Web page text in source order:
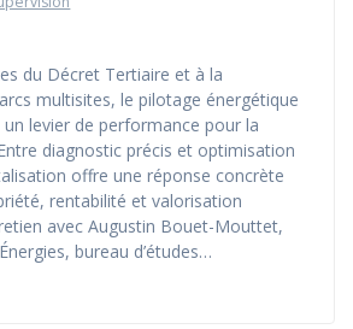
du Décret Tertiaire et à la
multisites, le pilotage énergétique
un levier de performance pour la
diagnostic précis et optimisation
offre une réponse concrète
rentabilité et valorisation
avec Augustin Bouet-Mouttet,
bureau d’études…